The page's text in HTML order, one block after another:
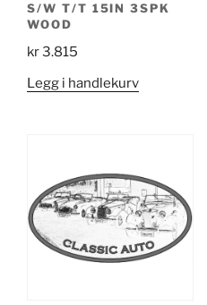
S/W T/T 15IN 3SPK
WOOD
kr3.815
Legg i handlekurv